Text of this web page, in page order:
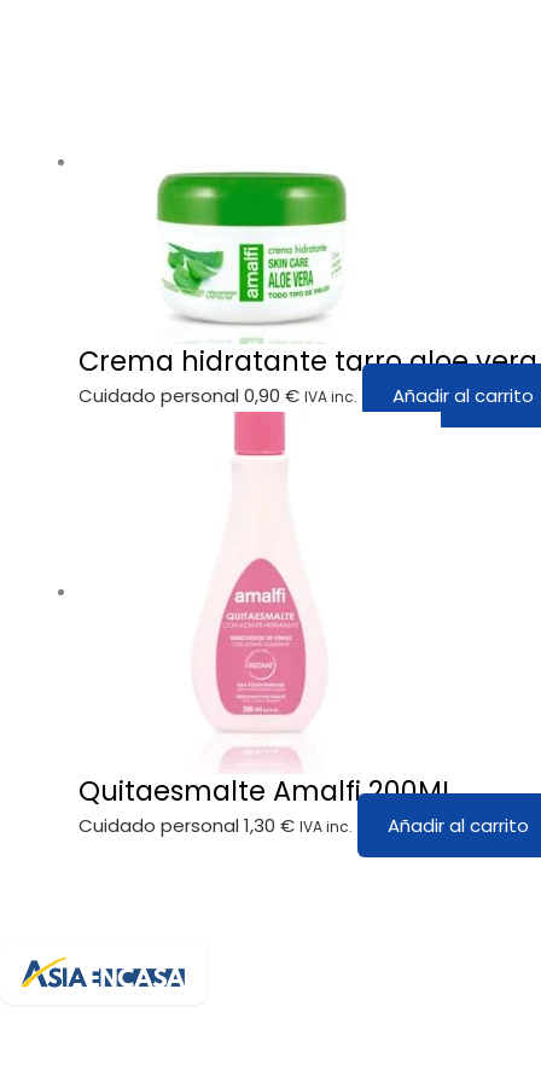
Crema hidratante tarro aloe vera
Cuidado personal 0,90 € IVA inc. Añadir al carrito
Quitaesmalte Amalfi 200ML
Cuidado personal 1,30 € IVA inc. Añadir al carrito